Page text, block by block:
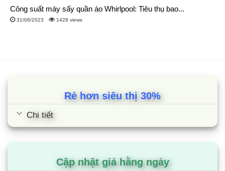
Công suất máy sấy quần áo Whirlpool: Tiêu thụ bao...
31/08/2023 1428 views
Rẻ hơn siêu thị 30%
Chi tiết
Cập nhật giá hằng ngày